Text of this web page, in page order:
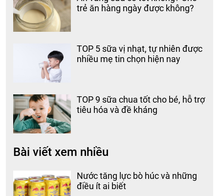
trẻ ăn hàng ngày được không?
TOP 5 sữa vị nhạt, tự nhiên được
nhiều mẹ tin chọn hiện nay
TOP 9 sữa chua tốt cho bé, hỗ trợ
tiêu hóa và đề kháng
Bài viết xem nhiều
Nước tăng lực bò húc và những
điều ít ai biết